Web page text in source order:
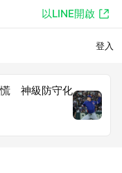
以LINE開啟
登入
慌 神級防守化